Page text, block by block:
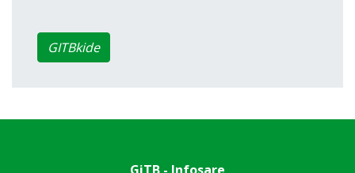
GITBkide